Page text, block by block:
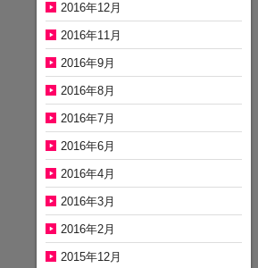
2016年12月
2016年11月
2016年9月
2016年8月
2016年7月
2016年6月
2016年4月
2016年3月
2016年2月
2015年12月